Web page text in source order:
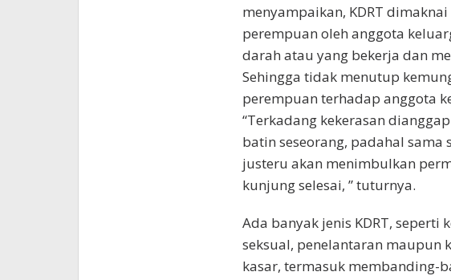
menyampaikan, KDRT
perempuan oleh anggota
darah atau yang bekerja dan
Sehingga tidak menutup
perempuan terhadap anggota
“Terkadang kekerasan
batin seseorang, padahal sama
justeru akan menimbulkan
kunjung selesai, ” tuturnya.
Ada banyak jenis KDRT, seperti
seksual, penelantaran maupun
kasar, termasuk membanding-